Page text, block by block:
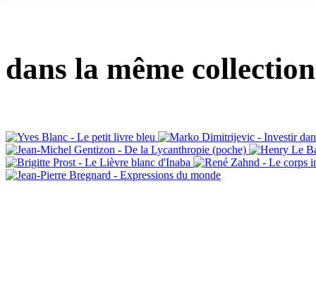
dans la même collection